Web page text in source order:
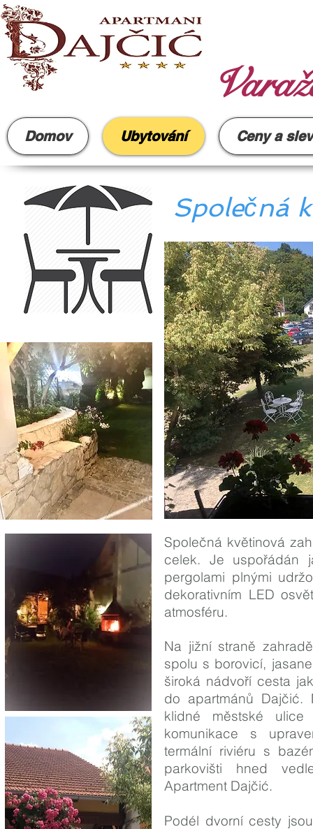
Domov Ubytování Ceny a
Společná
Společná květinová
celek. Je uspořádán
pergolami plnými
dekorativním LED
atmosféru.
Na jižní straně
spolu s borovicí,
široká nádvoří cesta
do apartmánů
klidné městské
komunikace s
termální riviéru s
parkovišti hned
Apartment Dajčić.
Podél dvorní cesty